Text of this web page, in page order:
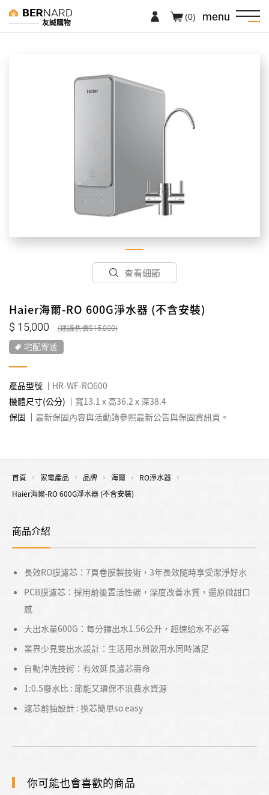
友誠購物 menu
(0)
查看細節
Haier海爾-RO 600G淨水器 (不含安裝)
15,000 15,000
宅配寄送
產品型號
HR-WF-RO600
機體尺寸(公分)
寬13.1 x 高36.2 x 深38.4
保固
最新保固內容與活動請參照最新公告與保固資訊頁。
首頁 家電產品 品牌 海爾
RO淨水器
Haier海爾-RO 600G淨水器 (不含安裝)
商品介紹
長效RO膜濾芯：7頁卷膜製技術，3年長效隨時享受潔淨好水
PCB膜濾芯：採用前後置活性碳，深度改善水質，還原微甜口
感
大出水量600G：每分鐘出水1.56公升，超速給水不必等
業界少見雙出水設計：生活用水與飲用水同時滿足
自動沖洗技術：有效延長濾芯壽命
1:0.5廢水比 : 節能又環保不浪費水資源
濾芯前抽設計 : 換芯簡單so easy
你可能也會喜歡的商品